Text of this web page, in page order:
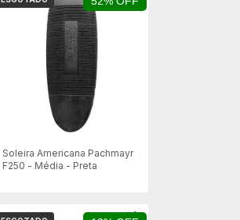
Soleira Americana Pachmayr
F250 - Média - Preta